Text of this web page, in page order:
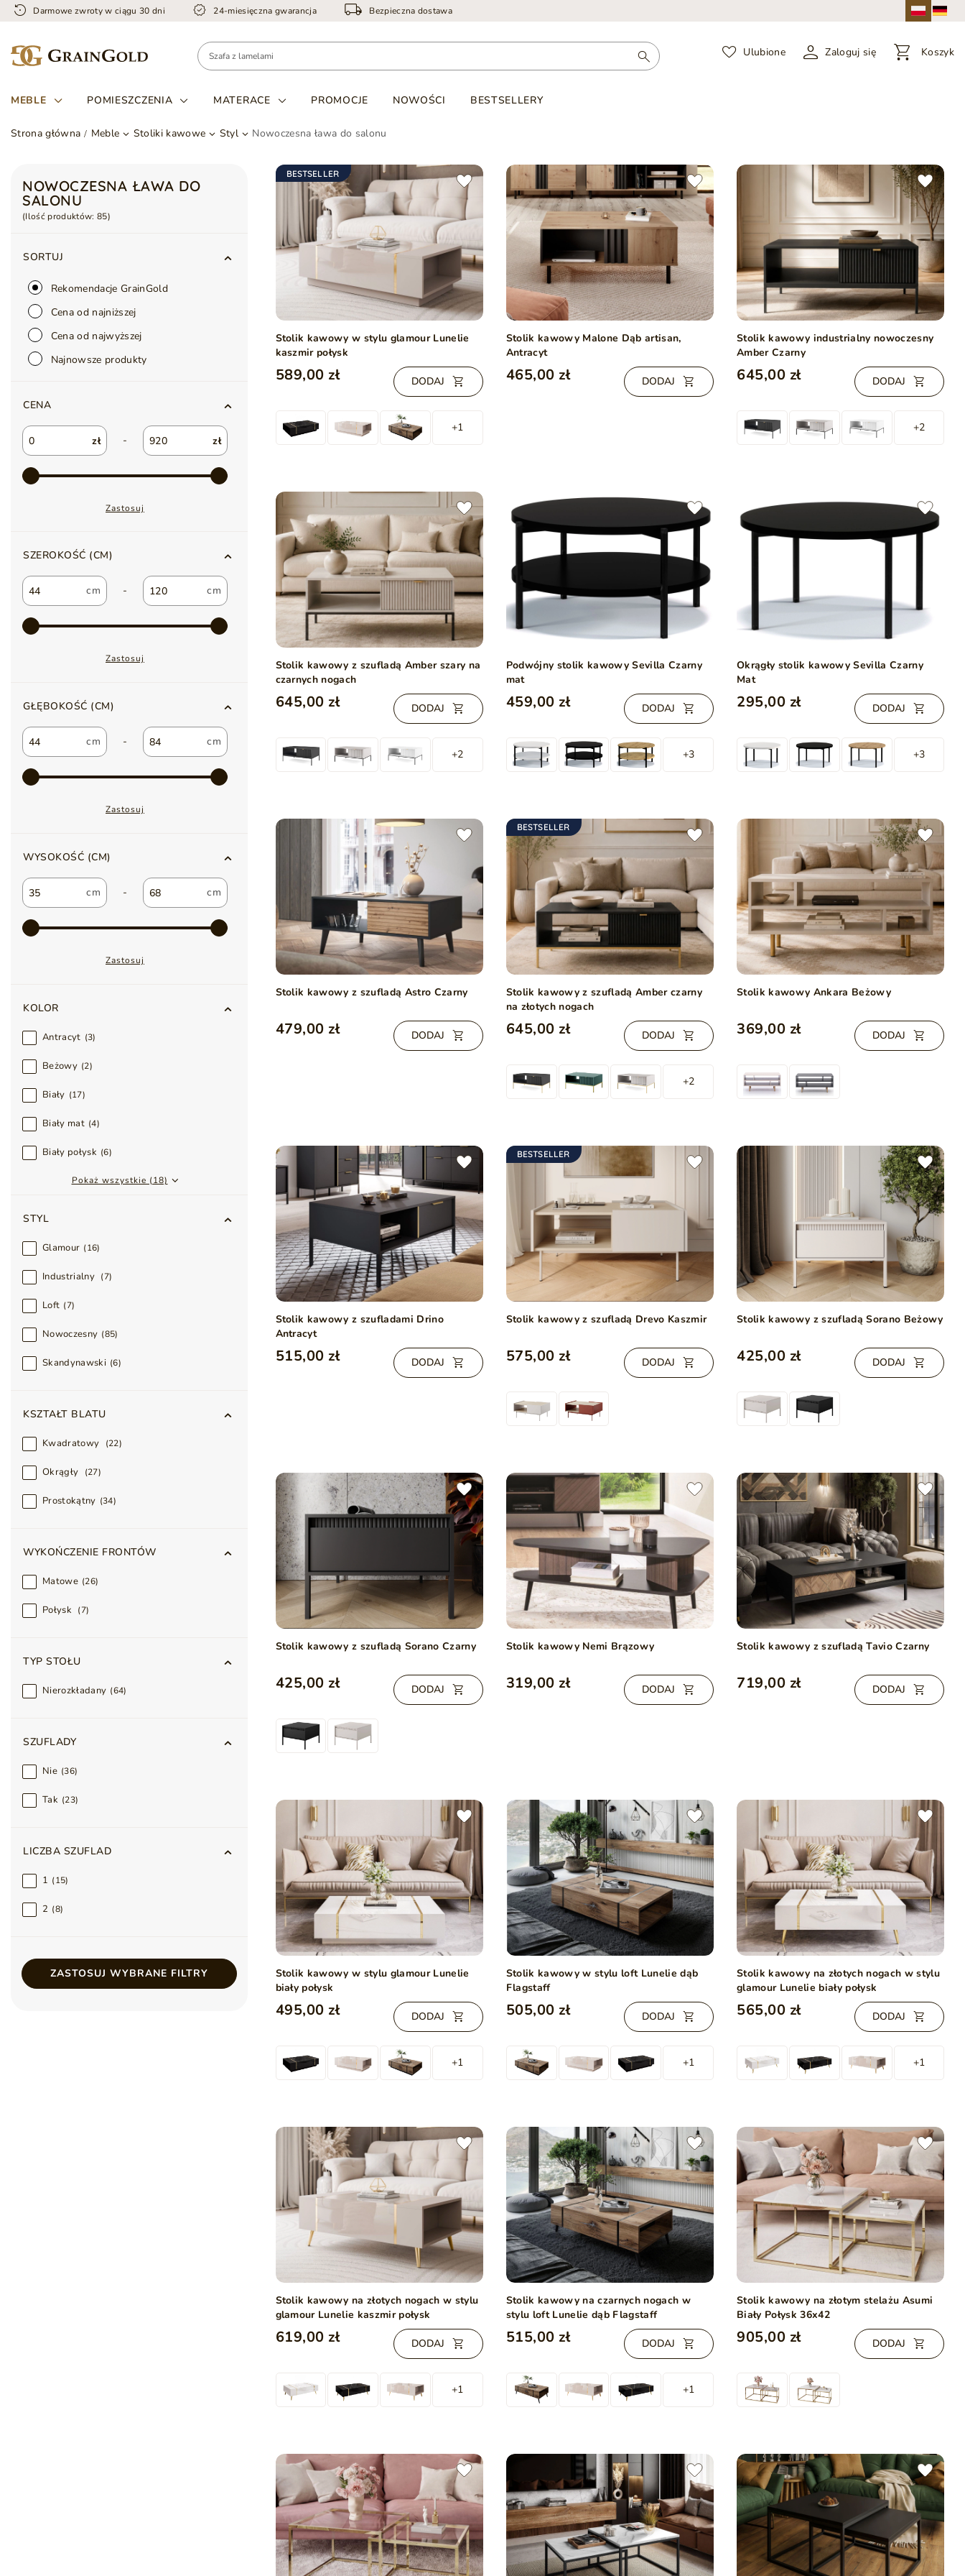
Darmowe zwroty w ciągu 30 dni 24-miesięczna gwarancja Bezpieczna dostawa
Ulubione Zaloguj się Koszyk
MEBLE POMIESZCZENIA MATERACE PROMOCJE NOWOŚCI BESTSELLERY
Strona główna Meble Stoliki kawowe Styl Nowoczesna ława do salonu
NOWOCZESNA ŁAWA DO
SALONU
(Ilość produktów: 85)
SORTUJ
Rekomendacje GrainGold
Cena od najniższej
Cena od najwyższej
Najnowsze produkty
CENA
zł - zł
Zastosuj
SZEROKOŚĆ (CM)
-
Zastosuj
GŁĘBOKOŚĆ (CM)
-
Zastosuj
WYSOKOŚĆ (CM)
-
Zastosuj
KOLOR
Antracyt 3
Beżowy 2
Biały 17
Biały mat 4
Biały połysk 6
Pokaż wszystkie (18)
STYL
Glamour 16
Industrialny 7
Loft 7
Nowoczesny 85
Skandynawski 6
KSZTAŁT BLATU
Kwadratowy 22
Okrągły 27
Prostokątny 34
WYKOŃCZENIE FRONTÓW
Matowe 26
Połysk 7
TYP STOŁU
Nierozkładany 64
SZUFLADY
Nie 36
Tak 23
LICZBA SZUFLAD
1 15
2 8
ZASTOSUJ WYBRANE FILTRY
BESTSELLER
Stolik kawowy w stylu glamour Lunelie
kaszmir połysk
589,00 zł DODAJ
+1
Stolik kawowy Malone Dąb artisan,
Antracyt
465,00 zł DODAJ
Stolik kawowy industrialny nowoczesny
Amber Czarny
645,00 zł DODAJ
+2
Stolik kawowy z szufladą Amber szary na
czarnych nogach
645,00 zł DODAJ
+2
Podwójny stolik kawowy Sevilla Czarny
mat
459,00 zł DODAJ
+3
Okrągły stolik kawowy Sevilla Czarny
Mat
295,00 zł DODAJ
+3
Stolik kawowy z szufladą Astro Czarny
479,00 zł DODAJ
BESTSELLER
Stolik kawowy z szufladą Amber czarny
na złotych nogach
645,00 zł DODAJ
+2
Stolik kawowy Ankara Beżowy
369,00 zł DODAJ
Stolik kawowy z szufladami Drino
Antracyt
515,00 zł DODAJ
BESTSELLER
Stolik kawowy z szufladą Drevo Kaszmir
575,00 zł DODAJ
Stolik kawowy z szufladą Sorano Beżowy
425,00 zł DODAJ
Stolik kawowy z szufladą Sorano Czarny
425,00 zł DODAJ
Stolik kawowy Nemi Brązowy
319,00 zł DODAJ
Stolik kawowy z szufladą Tavio Czarny
719,00 zł DODAJ
Stolik kawowy w stylu glamour Lunelie
biały połysk
495,00 zł DODAJ
+1
Stolik kawowy w stylu loft Lunelie dąb
Flagstaff
505,00 zł DODAJ
+1
Stolik kawowy na złotych nogach w stylu
glamour Lunelie biały połysk
565,00 zł DODAJ
+1
Stolik kawowy na złotych nogach w stylu
glamour Lunelie kaszmir połysk
619,00 zł DODAJ
+1
Stolik kawowy na czarnych nogach w
stylu loft Lunelie dąb Flagstaff
515,00 zł DODAJ
+1
Stolik kawowy na złotym stelażu Asumi
Biały Połysk 36x42
905,00 zł DODAJ